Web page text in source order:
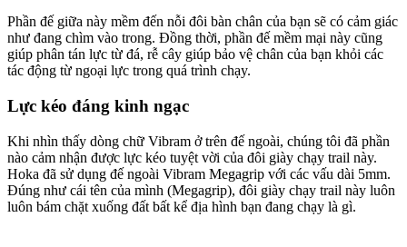
Phần đế giữa này mềm đến nỗi đôi bàn chân của bạn sẽ có cảm giác
như đang chìm vào trong. Đồng thời, phần đế mềm mại này cũng
giúp phân tán lực từ đá, rễ cây giúp bảo vệ chân của bạn khỏi các
tác động từ ngoại lực trong quá trình chạy.
Lực kéo đáng kinh ngạc
Khi nhìn thấy dòng chữ Vibram ở trên đế ngoài, chúng tôi đã phần
nào cảm nhận được lực kéo tuyệt vời của đôi giày chạy trail này.
Hoka đã sử dụng đế ngoài Vibram Megagrip với các vấu dài 5mm.
Đúng như cái tên của mình (Megagrip), đôi giày chạy trail này luôn
luôn bám chặt xuống đất bất kể địa hình bạn đang chạy là gì.